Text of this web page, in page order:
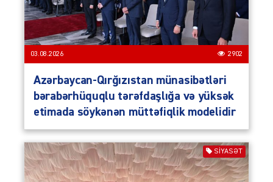
03.08.2026 2902
Azərbaycan-Qırğızıstan münasibətləri
bərabərhüquqlu tərəfdaşlığa və yüksək
etimada söykənən müttəfiqlik modelidir
SIYASƏT